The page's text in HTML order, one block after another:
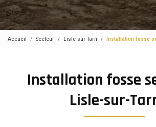
Accueil Secteur Lisle-sur-Tarn Installation fosse
Installation fosse
Lisle-sur-